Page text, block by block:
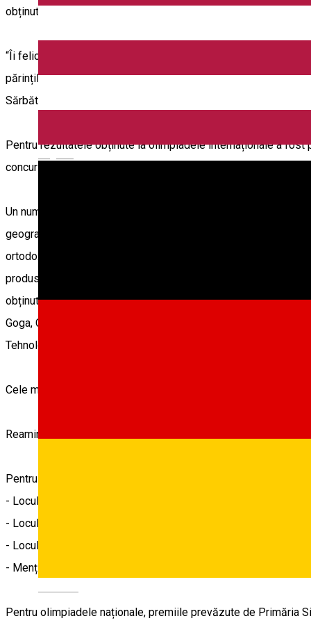
obținut premii și mențiuni.
“Îi felicit pe toți elevii atât pentru rezultatele la olimpiade, cât
părinților care știu că îi susțin și sunt alături de ei. Sper ca
Sărbători fericite tuturor elevilor și profesorilor și o vacanță
Pentru rezultatele obținute la olimpiadele internaționale a fost
concursul de proiecte, obținând premiul I și respectiv premiul III.
Un număr de 65 de premii și mențiuni au fost obținute de
geografie, științele pământului, creativitate științifică,
ortodox, religie baptistă, lingvistică, interpretare
produselor din lemn, industrie alimentară, tehnologii –
obținut 12 premii I la naționale, 4 premii II, 9 premii III și 40 de
Goga, Colegiul Național Samuel Brukenthal, Liceul de Artă,
Tehnologic de Industrie Alimentară Terezianum, Școala Nicolae
Cele mai multe premii, 419, au fost acordate elevilor cu
Reamintim cuantumul premiilor acordate Primăria Sibiu,
Pentru olimpiadele internaționale, premiile acordate de
- Locul I – 2500 lei
- Locul II – 2000 lei
- Locul III – 1500 lei
- Mențiune – 800 lei
Pentru olimpiadele naționale, premiile prevăzute de Primăria